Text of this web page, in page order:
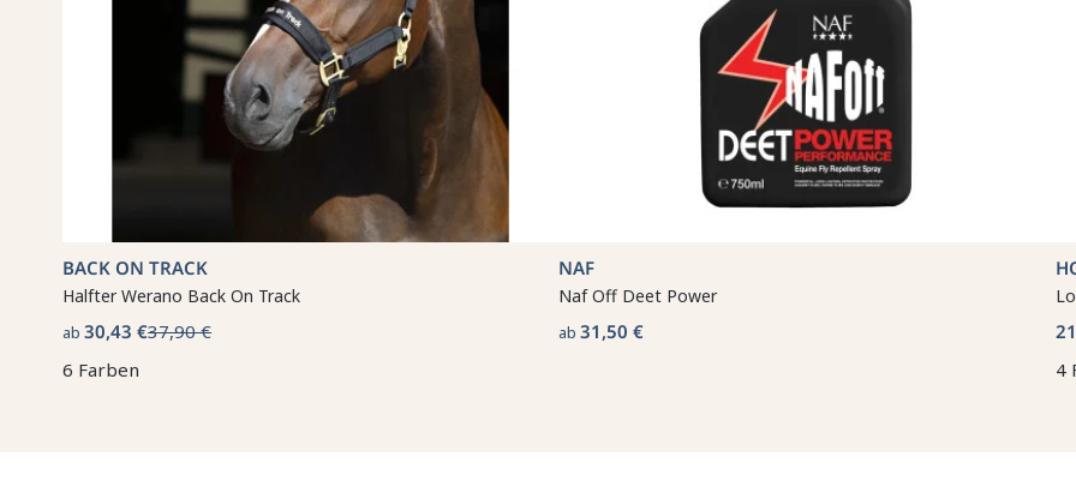
BACK ON TRACK
Halfter Werano Back On Track
ab30,43 €37,90 €
6 Farben
NAF
Naf Off Deet Power
ab31,50 €
4